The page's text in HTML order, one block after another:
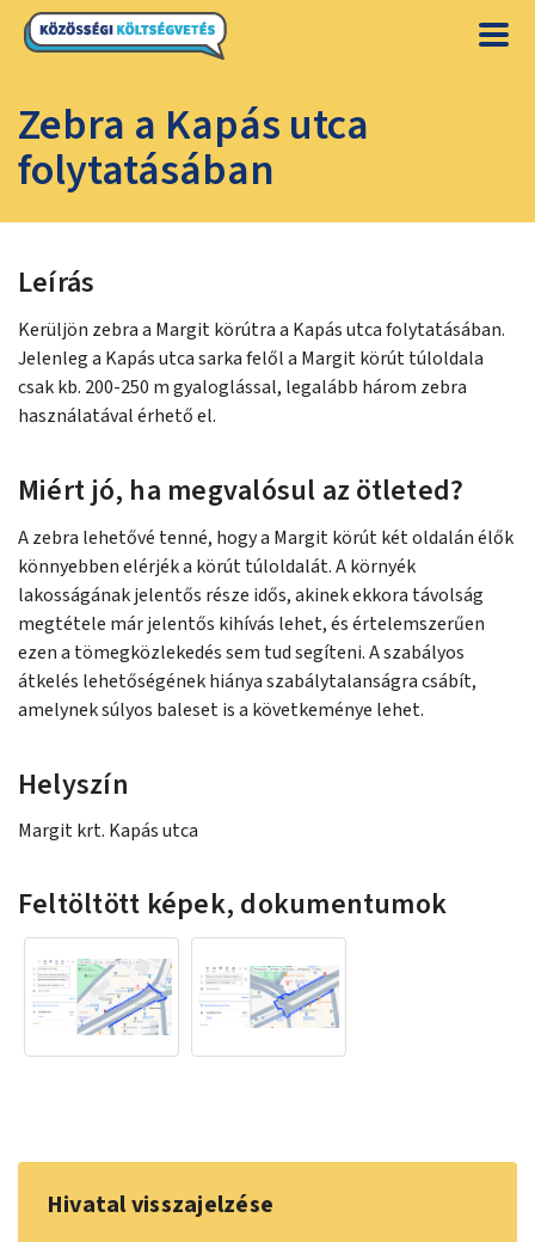
Zebra a Kapás utca
folytatásában
Leírás
Kerüljön zebra a Margit körútra a Kapás utca folytatásában.
Jelenleg a Kapás utca sarka felől a Margit körút túloldala
csak kb. 200-250 m gyaloglással, legalább három zebra
használatával érhető el.
Miért jó, ha megvalósul az ötleted?
A zebra lehetővé tenné, hogy a Margit körút két oldalán élők
könnyebben elérjék a körút túloldalát. A környék
lakosságának jelentős része idős, akinek ekkora távolság
megtétele már jelentős kihívás lehet, és értelemszerűen
ezen a tömegközlekedés sem tud segíteni. A szabályos
átkelés lehetőségének hiánya szabálytalanságra csábít,
amelynek súlyos baleset is a követkeménye lehet.
Helyszín
Margit krt. Kapás utca
Feltöltött képek, dokumentumok
Hivatal visszajelzése